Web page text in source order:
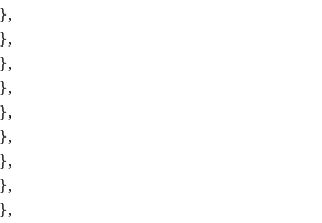
},
},
},
},
},
},
},
},
},